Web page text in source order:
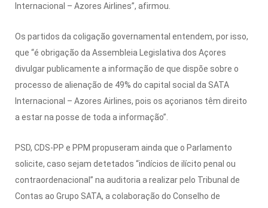
Internacional – Azores Airlines”, afirmou.
Os partidos da coligação governamental entendem, por isso,
que “é obrigação da Assembleia Legislativa dos Açores
divulgar publicamente a informação de que dispõe sobre o
processo de alienação de 49% do capital social da SATA
Internacional – Azores Airlines, pois os açorianos têm direito
a estar na posse de toda a informação”.
PSD, CDS-PP e PPM propuseram ainda que o Parlamento
solicite, caso sejam detetados “indícios de ilícito penal ou
contraordenacional” na auditoria a realizar pelo Tribunal de
Contas ao Grupo SATA, a colaboração do Conselho de